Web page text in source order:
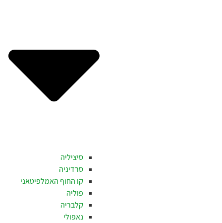
סיציליה
סרדיניה
קו החוף האמלפיטאני
פוליה
קלבריה
נאפולי